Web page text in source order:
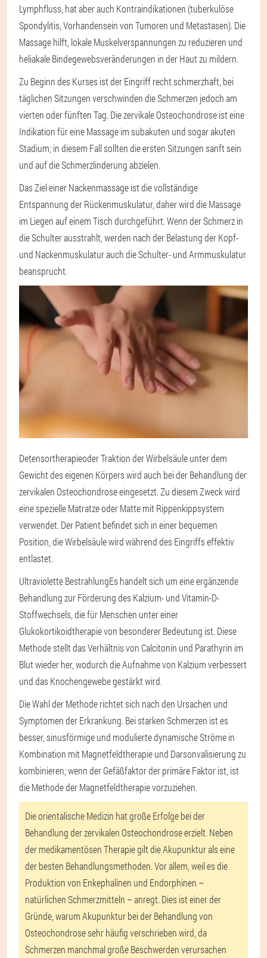
Lymphfluss, hat aber auch Kontraindikationen (tuberkulöse
Spondylitis, Vorhandensein von Tumoren und Metastasen). Die
Massage hilft, lokale Muskelverspannungen zu reduzieren und
heliakale Bindegewebsveränderungen in der Haut zu mildern.
Zu Beginn des Kurses ist der Eingriff recht schmerzhaft, bei
täglichen Sitzungen verschwinden die Schmerzen jedoch am
vierten oder fünften Tag. Die zervikale Osteochondrose ist eine
Indikation für eine Massage im subakuten und sogar akuten
Stadium; in diesem Fall sollten die ersten Sitzungen sanft sein
und auf die Schmerzlinderung abzielen.
Das Ziel einer Nackenmassage ist die vollständige
Entspannung der Rückenmuskulatur, daher wird die Massage
im Liegen auf einem Tisch durchgeführt. Wenn der Schmerz in
die Schulter ausstrahlt, werden nach der Belastung der Kopf-
und Nackenmuskulatur auch die Schulter- und Armmuskulatur
beansprucht.
Detensortherapieoder Traktion der Wirbelsäule unter dem
Gewicht des eigenen Körpers wird auch bei der Behandlung der
zervikalen Osteochondrose eingesetzt. Zu diesem Zweck wird
eine spezielle Matratze oder Matte mit Rippenkippsystem
verwendet. Der Patient befindet sich in einer bequemen
Position, die Wirbelsäule wird während des Eingriffs effektiv
entlastet.
Ultraviolette BestrahlungEs handelt sich um eine ergänzende
Behandlung zur Förderung des Kalzium- und Vitamin-D-
Stoffwechsels, die für Menschen unter einer
Glukokortikoidtherapie von besonderer Bedeutung ist. Diese
Methode stellt das Verhältnis von Calcitonin und Parathyrin im
Blut wieder her, wodurch die Aufnahme von Kalzium verbessert
und das Knochengewebe gestärkt wird.
Die Wahl der Methode richtet sich nach den Ursachen und
Symptomen der Erkrankung. Bei starken Schmerzen ist es
besser, sinusförmige und modulierte dynamische Ströme in
Kombination mit Magnetfeldtherapie und Darsonvalisierung zu
kombinieren; wenn der Gefäßfaktor der primäre Faktor ist, ist
die Methode der Magnetfeldtherapie vorzuziehen.
Die orientalische Medizin hat große Erfolge bei der
Behandlung der zervikalen Osteochondrose erzielt. Neben
der medikamentösen Therapie gilt die Akupunktur als eine
der besten Behandlungsmethoden. Vor allem, weil es die
Produktion von Enkephalinen und Endorphinen –
natürlichen Schmerzmitteln – anregt. Dies ist einer der
Gründe, warum Akupunktur bei der Behandlung von
Osteochondrose sehr häufig verschrieben wird, da
Schmerzen manchmal große Beschwerden verursachen